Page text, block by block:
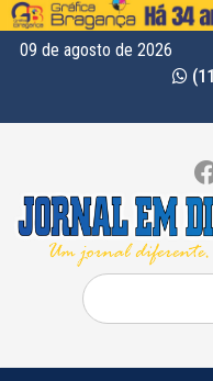
09 de agosto de 2026
Pesquisar
por: